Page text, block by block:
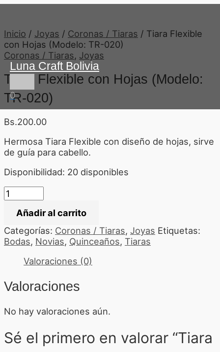
Ir
Luna Craft Bolivia
0
Inicio / Joyas / Coronas / Tiaras / Tiara Flexible
con Hojas (Modelo: TR-020)
Coronas / Tiaras, Joyas
Tiara Flexible con Hojas (Modelo:
TR-020)
Bs.200.00
Hermosa Tiara Flexible con diseño de hojas, sirve
de guía para cabello.
Disponibilidad: 20 disponibles
Tiara
Hojas
(Modelo:
TR-
020)
Añadir al carrito
Categorías: Coronas / Tiaras, Joyas Etiquetas:
Bodas, Novias, Quinceaños, Tiaras
Valoraciones (0)
Valoraciones
No hay valoraciones aún.
Sé el primero en valorar “Tiara
El
era:
Bs.4.30.
El
es:
Bs.3.50.